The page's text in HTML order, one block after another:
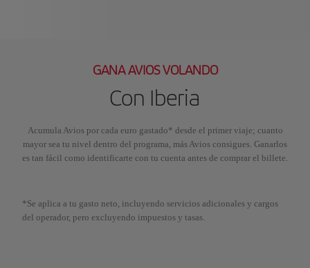
GANA AVIOS VOLANDO
Con Iberia
Acumula Avios por cada euro gastado* desde el primer viaje; cuanto
mayor sea tu nivel dentro del programa, más Avios consigues. Ganarlos
es tan fácil como identificarte con tu cuenta antes de comprar el billete.
*Se aplica a tu gasto neto, incluyendo servicios adicionales y cargos
del operador, pero excluyendo impuestos y tasas.